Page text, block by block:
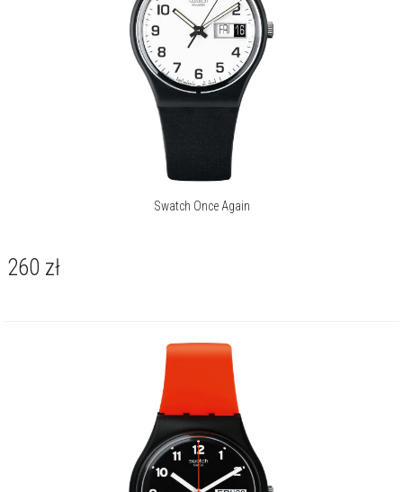
myśli i działa, był widoczny od początku: marka szybko
zaangażowała się w sporty akcji, takie jak BMX, jazda na deskorolce
czy surfing. Swatch Art Peace Hotel w Szanghaju świadczy natomiast
o zamiłowaniu marki do sztuki, tworząc miejsce spotkań artystów z
Apart jest oficjalnym dystrybutorem marki Swatch.
Swatch Once Again
260 zł